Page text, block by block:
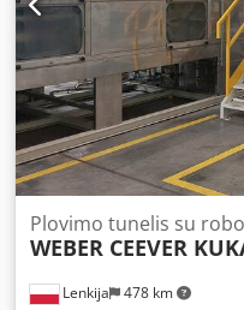
Lenkija 478 km
Plovimo tunelis su
WEBER CEEVER